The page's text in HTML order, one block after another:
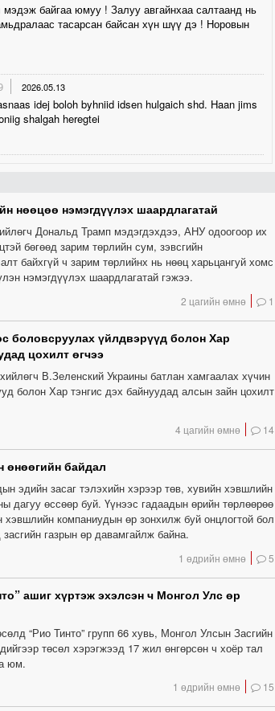
мэдэж байгаа юмуу ! Залуу авгайнхаа салтаанд нь
тасарсан байсан хүн шүү дэ ! Норовын
2026.05.13
idej boloh byhniid idsen hulgaich shd. Haan jims
shalgah heregtei
нөөцөө нэмэгдүүлэх шаардлагатай
Дональд Трамп мэдэгдэхдээ, АНУ одоогоор их
бөгөөд зарим төрлийн сум, зэвсгийн
байхгүй ч зарим төрлийнх нь нөөц харьцангуй хомс
нэмэгдүүлэх шаардлагатай гэжээ.
2 цагийн өмнө 1
боловсруулах үйлдвэрүүд болон Хар
цохилт өгчээ
В.Зеленский Украины батлан ​​хамгаалах хүчин
болон Хар тэнгис дэх байнуудад алсын зайн цохилт
4 цагийн өмнө 14
өнөөгийн байдал
эдийн засаг тэлэхийн хэрээр төв, хувийн хэвшлийн
дагуу өссөөр буй. Үүнээс гадаадын өрийн төрлөөрөө
хэвшлийн компаниудын өр зонхилж буй онцлогтой бол
газрын өр давамгайлж байна.
1 өдрийн өмнө 5
ашиг хүртэж эхэлсэн ч Монгол Улс өр
“Рио Тинто” групп 66 хувь, Монгол Улсын Засгийн
төсөл хэрэгжээд 17 жил өнгөрсөн ч хоёр тал
юм.
1 өдрийн өмнө 15